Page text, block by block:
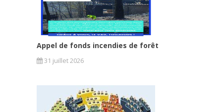
Appel de fonds incendies de forêt
31 juillet 2026